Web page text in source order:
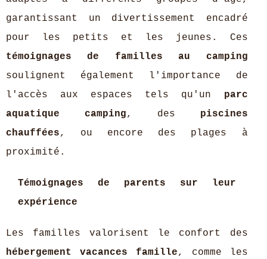
garantissant un divertissement encadré
pour les petits et les jeunes. Ces
témoignages de familles au camping
soulignent également l'importance de
l'accès aux espaces tels qu'un parc
aquatique camping, des piscines
chauffées, ou encore des plages à
proximité.
Témoignages de parents sur leur
expérience
Les familles valorisent le confort des
hébergement vacances famille, comme les